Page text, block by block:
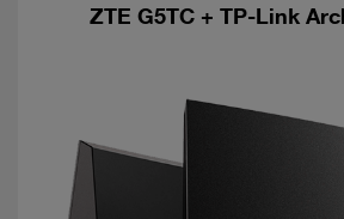
ZTE G5TC + TP-Link